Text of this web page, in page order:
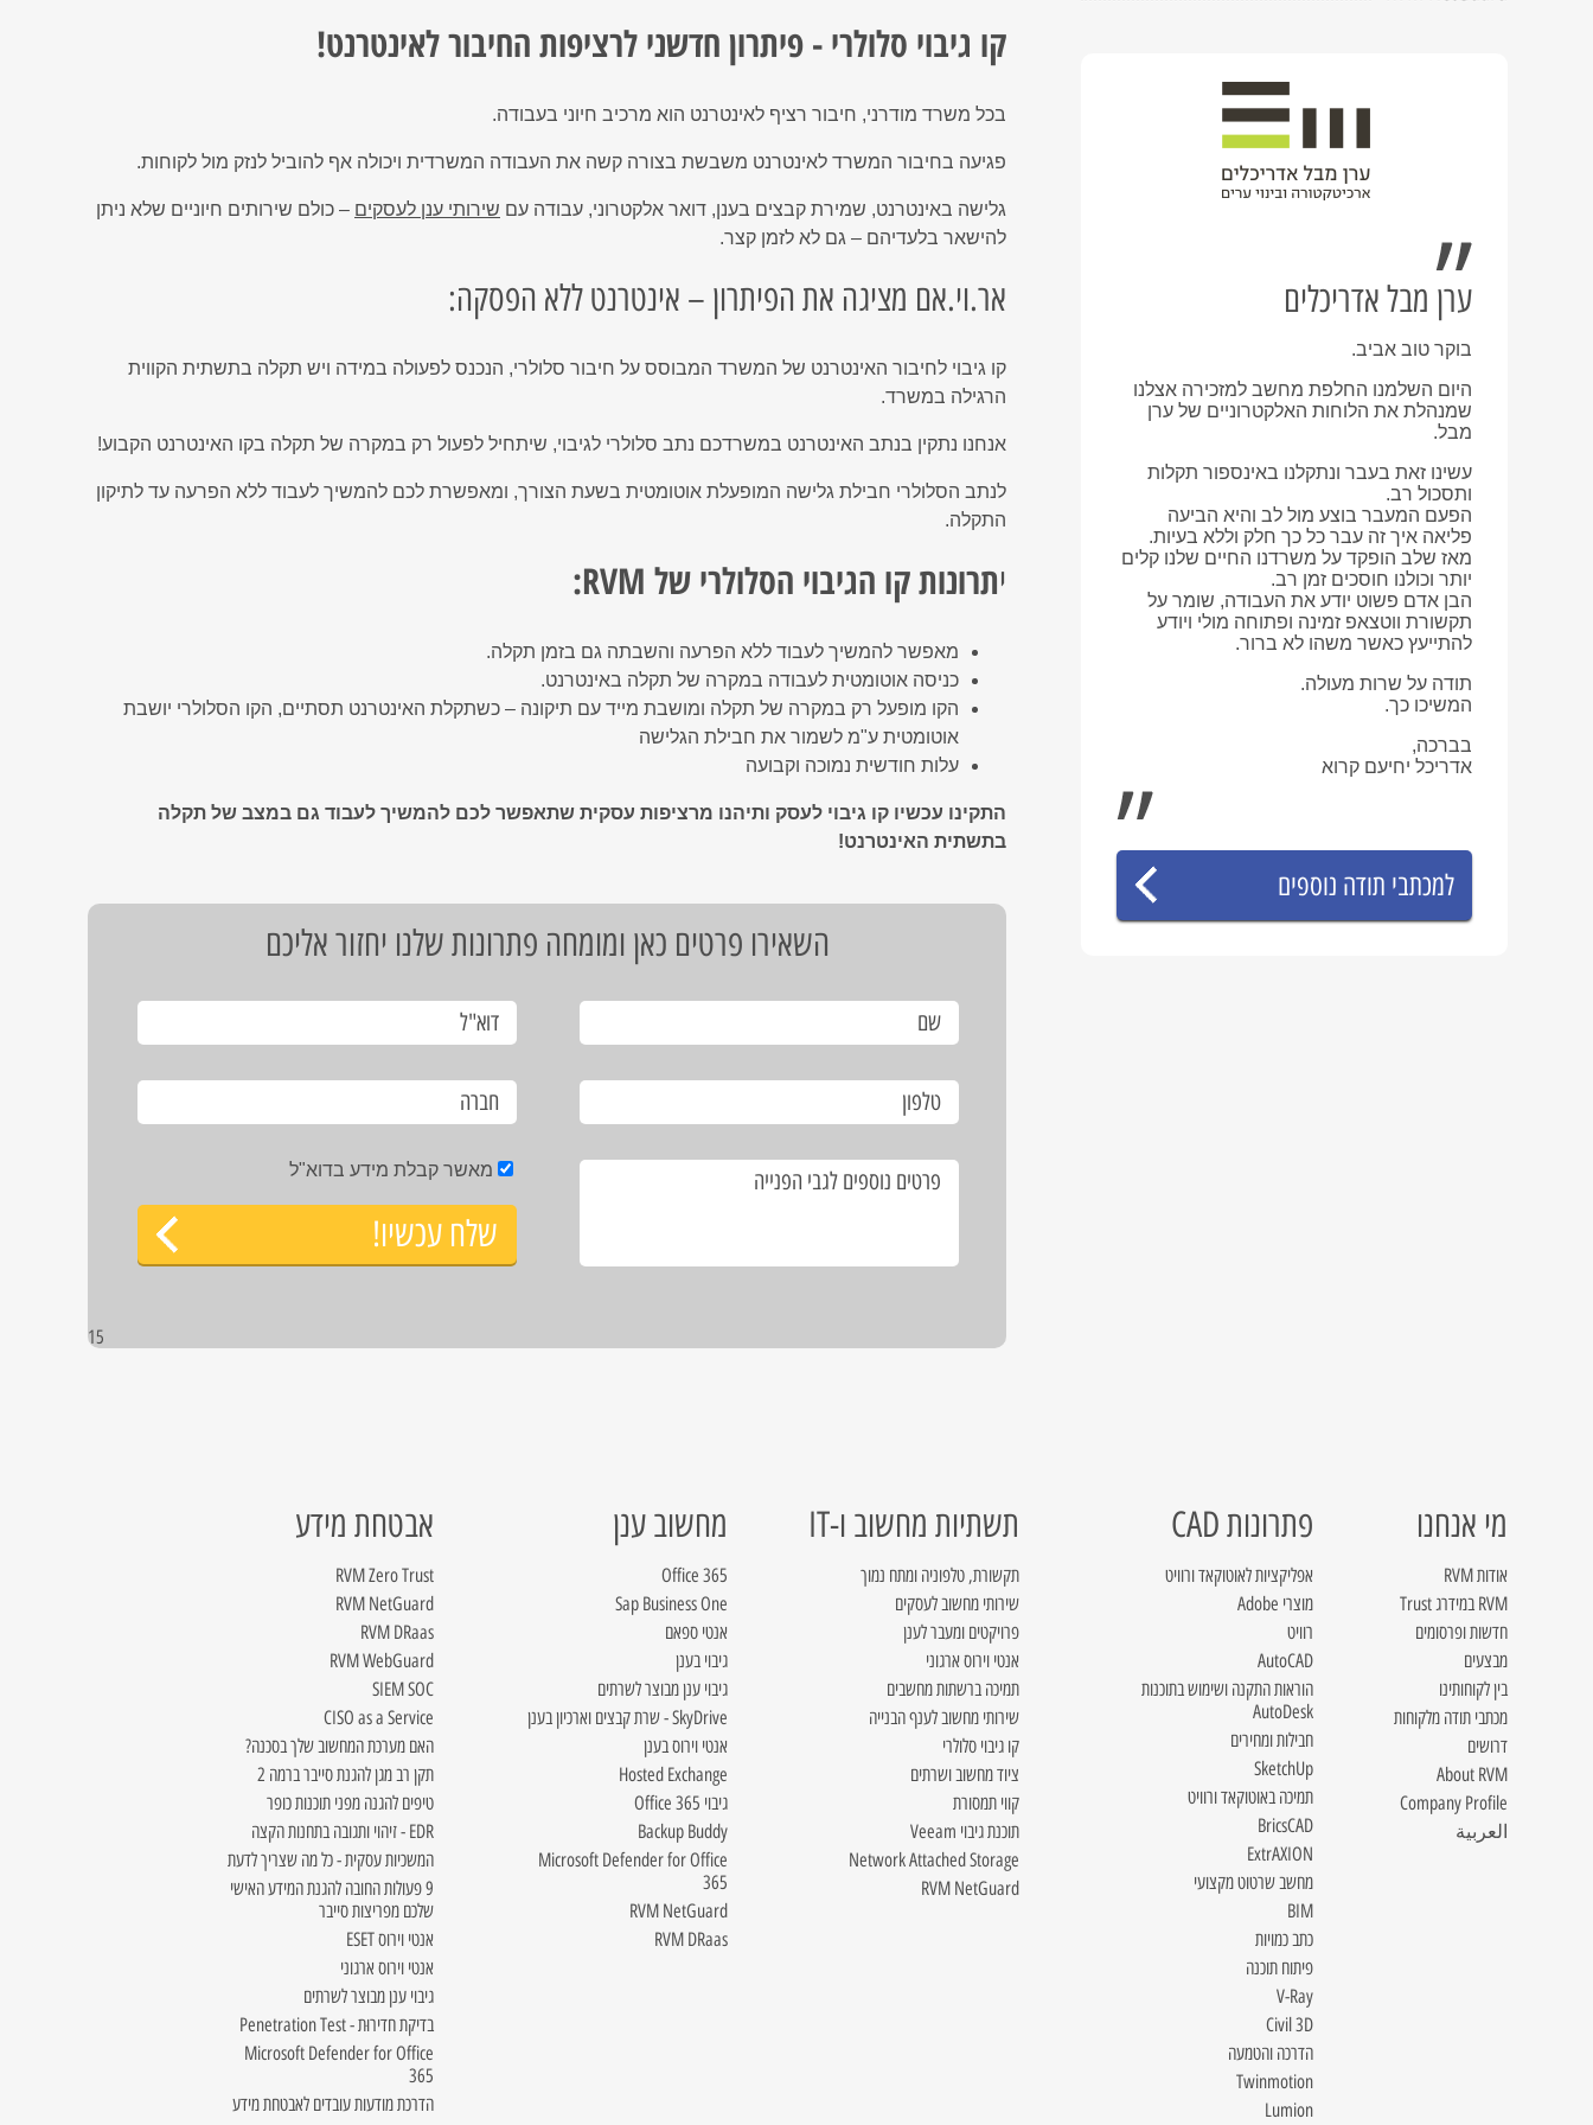
ערן מבל אדריכלים
בוקר טוב אביב.
היום השלמנו החלפת מחשב למזכירה אצלנו
שמנהלת את הלוחות האלקטרוניים של ערן
מבל.
עשינו זאת בעבר ונתקלנו באינספור תקלות
ותסכול רב.
הפעם המעבר בוצע מול לב והיא הביעה
פליאה איך זה עבר כל כך חלק וללא בעיות.
מאז שלב הופקד על משרדנו החיים שלנו קלים
יותר וכולנו חוסכים זמן רב.
הבן אדם פשוט יודע את העבודה, שומר על
תקשורת ווטצאפ זמינה ופתוחה מולי ויודע
להתייעץ כאשר משהו לא ברור.
תודה על שרות מעולה.
המשיכו כך.
בברכה,
אדריכל יחיעם קרוא
למכתבי תודה נוספים
קו גיבוי סלולרי - פיתרון חדשני לרציפות החיבור לאינטרנט!
בכל משרד מודרני, חיבור רציף לאינטרנט הוא מרכיב חיוני בעבודה.
פגיעה בחיבור המשרד לאינטרנט משבשת בצורה קשה את העבודה המשרדית ויכולה אף להוביל לנזק מול לקוחות.
גלישה באינטרנט, שמירת קבצים בענן, דואר אלקטרוני, עבודה עם שירותי ענן לעסקים – כולם שירותים חיוניים שלא ניתן
להישאר בלעדיהם – גם לא לזמן קצר.
אר.וי.אם מציגה את הפיתרון – אינטרנט ללא הפסקה:
קו גיבוי לחיבור האינטרנט של המשרד המבוסס על חיבור סלולרי, הנכנס לפעולה במידה ויש תקלה בתשתית הקווית
הרגילה במשרד.
אנחנו נתקין בנתב האינטרנט במשרדכם נתב סלולרי לגיבוי, שיתחיל לפעול רק במקרה של תקלה בקו האינטרנט הקבוע!
לנתב הסלולרי חבילת גלישה המופעלת אוטומטית בשעת הצורך, ומאפשרת לכם להמשיך לעבוד ללא הפרעה עד לתיקון
התקלה.
יתרונות קו הגיבוי הסלולרי של RVM:
מאפשר להמשיך לעבוד ללא הפרעה והשבתה גם בזמן תקלה.
כניסה אוטומטית לעבודה במקרה של תקלה באינטרנט.
הקו מופעל רק במקרה של תקלה ומושבת מייד עם תיקונה – כשתקלת האינטרנט תסתיים, הקו הסלולרי יושבת
אוטומטית ע"מ לשמור את חבילת הגלישה
עלות חודשית נמוכה וקבועה
התקינו עכשיו קו גיבוי לעסק ותיהנו מרציפות עסקית שתאפשר לכם להמשיך לעבוד גם במצב של תקלה
בתשתית האינטרנט!
השאירו פרטים כאן ומומחה פתרונות שלנו יחזור אליכם
מאשר קבלת מידע בדוא"ל
שלח עכשיו!
15
מי אנחנו
אודות RVM
RVM במידרג Trust
חדשות ופרסומים
מבצעים
בין לקוחותינו
מכתבי תודה מלקוחות
דרושים
About RVM
Company Profile
العربية
פתרונות CAD
אפליקציות לאוטוקאד ורוויט
מוצרי Adobe
רוויט
AutoCAD
הוראות התקנה ושימוש בתוכנות
AutoDesk
חבילות ומחירים
SketchUp
תמיכה באוטוקאד ורוויט
BricsCAD
ExtrAXION
מחשב שרטוט מקצועי
BIM
כתב כמויות
פיתוח תוכנה
V-Ray
Civil 3D
הדרכה והטמעה
Twinmotion
Lumion
תשתיות מחשוב ו-IT
תקשורת, טלפוניה ומתח נמוך
שירותי מחשוב לעסקים
פרויקטים ומעבר לענן
אנטי וירוס ארגוני
תמיכה ברשתות מחשבים
שירותי מחשוב לענף הבנייה
קו גיבוי סלולרי
ציוד מחשוב ושרתים
קווי תמסורת
תוכנת גיבוי Veeam
Network Attached Storage
RVM NetGuard
מחשוב ענן
Office 365
Sap Business One
אנטי ספאם
גיבוי בענן
גיבוי ענן מבוצר לשרתים
SkyDrive - שרת קבצים וארכיון בענן
אנטי וירוס בענן
Hosted Exchange
גיבוי Office 365
Backup Buddy
Microsoft Defender for Office
365
RVM NetGuard
RVM DRaas
אבטחת מידע
RVM Zero Trust
RVM NetGuard
RVM DRaas
RVM WebGuard
SIEM SOC
CISO as a Service
האם מערכת המחשוב שלך בסכנה?
תקן רב מגן להגנת סייבר ברמה 2
טיפים להגנה מפני תוכנות כופר
EDR - זיהוי ותגובה בתחנות הקצה
המשכיות עסקית - כל מה שצריך לדעת
9 פעולות החובה להגנת המידע האישי
שלכם מפריצות סייבר
אנטי וירוס ESET
אנטי וירוס ארגוני
גיבוי ענן מבוצר לשרתים
בדיקת חדירוּת - Penetration Test
Microsoft Defender for Office
365
הדרכת מודעות עובדים לאבטחת מידע